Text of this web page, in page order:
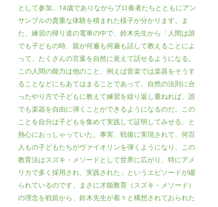
として参加。14歳でありながらプロ奏者たちとともにアン
サンブルの貴重な体験を積まれた様子が分かります。ま
た、練習の帰り道の電車の中で、鈴木先生から「人間は誰
でも子どもの時、親が何遍も何遍も話して教えることによ
って、たくさんの言葉を自然に覚えて話せるようになる。
この人間の能力は他のこと、例えば音楽では楽器をそうす
ることなどにもあてはまることであって、自然の法則に合
ったやり方で子どもに教えて練習を繰り返し重ねれば、誰
でも楽器を自由に弾くことができるようになるのだ。この
ことを自分は子どもを集めて実践して証明してみせる、と
熱心におっしゃっていた。事実、戦後に実現されて、何百
人もの子どもたちがヴァイオリンを弾くようになり、この
教育法はスズキ・メソードとして世界に広がり、特にアメ
リカで多く採用され、実践された」というエピソードが綴
られているのです。まさに才能教育（スズキ・メソード）
の理念を戦前から、鈴木先生が着々と構想されておられた